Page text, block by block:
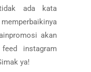
ada kata
akan
instagram
ya!